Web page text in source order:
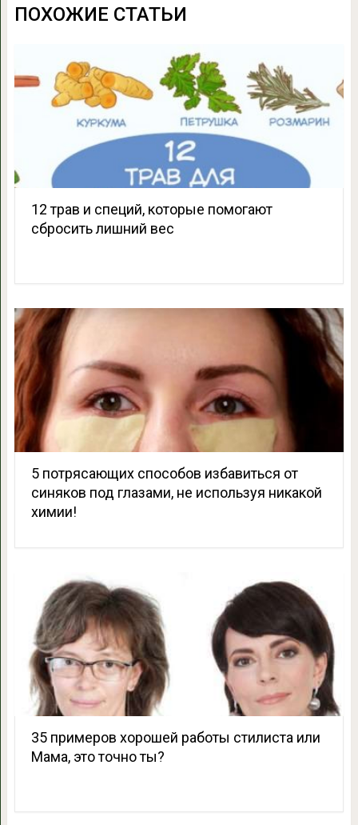
ПОХОЖИЕ СТАТЬИ
12 трав и специй, которые помогают
сбросить лишний вес
5 потрясающих способов избавиться от
синяков под глазами, не используя никакой
химии!
35 примеров хорошей работы стилиста или
Мама, это точно ты?